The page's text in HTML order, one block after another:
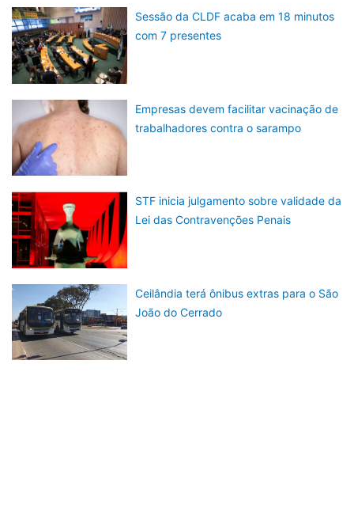
Sessão da CLDF acaba em 18 minutos
com 7 presentes
Empresas devem facilitar vacinação de
trabalhadores contra o sarampo
STF inicia julgamento sobre validade da
Lei das Contravenções Penais
Ceilândia terá ônibus extras para o São
João do Cerrado